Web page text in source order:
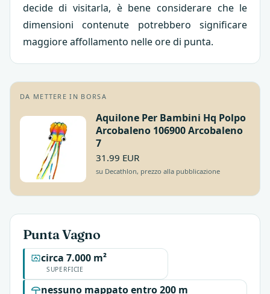
decide di visitarla, è bene considerare che le
dimensioni contenute potrebbero significare
maggiore affollamento nelle ore di punta.
DA METTERE IN BORSA
Aquilone Per Bambini Hq Polpo
Arcobaleno 106900 Arcobaleno
7
31.99 EUR
su Decathlon, prezzo alla pubblicazione
Punta Vagno
SUPERFICIE
circa 7.000 m²
nessuno mappato entro 200 m